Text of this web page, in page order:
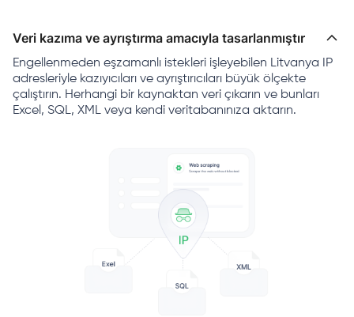
Veri kazıma ve ayrıştırma amacıyla tasarlanmıştır
Engellenmeden eşzamanlı istekleri işleyebilen Litvanya IP
adresleriyle kazıyıcıları ve ayrıştırıcıları büyük ölçekte
çalıştırın. Herhangi bir kaynaktan veri çıkarın ve bunları
Excel, SQL, XML veya kendi veritabanınıza aktarın.